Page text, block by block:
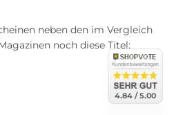
neben den im Vergleich
noch diese Titel:
4.84 / 5.00
4.84